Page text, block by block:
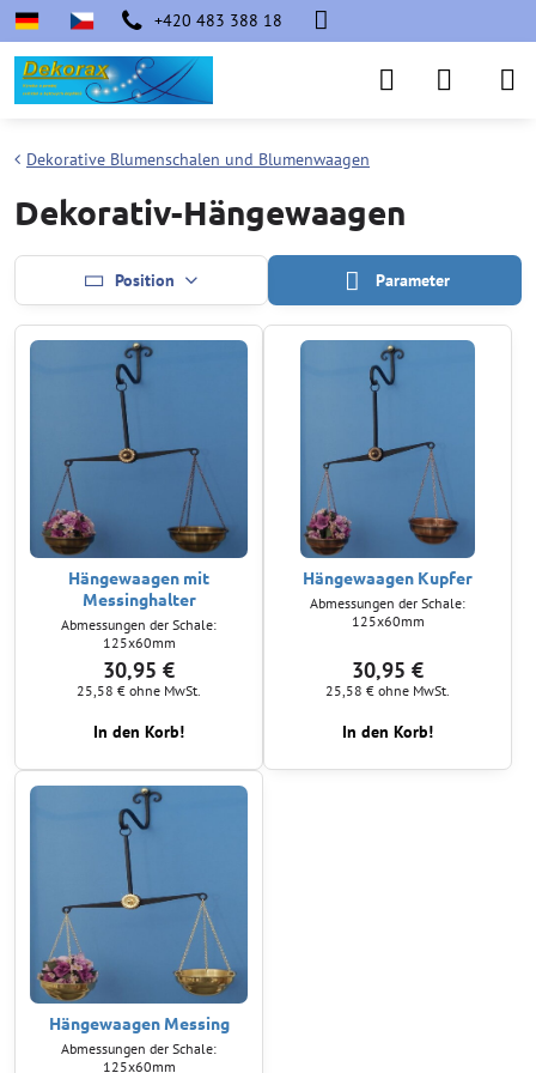
+420 483 388 18
Dekorative Blumenschalen und Blumenwaagen
Dekorativ-Hängewaagen
Position Parameter
Hängewaagen mit
Messinghalter
Abmessungen der Schale:
125x60mm
30,95 €
25,58 € ohne MwSt.
In den Korb!
Hängewaagen Kupfer
Abmessungen der Schale:
125x60mm
30,95 €
25,58 € ohne MwSt.
In den Korb!
Hängewaagen Messing
Abmessungen der Schale:
125x60mm